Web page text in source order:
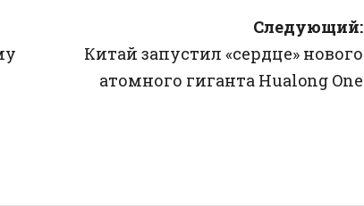
Следующий:
Китай запустил «сердце» нового
атомного гиганта Hualong One